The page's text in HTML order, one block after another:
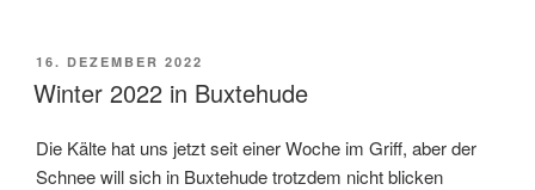
VERÖFFENTLICHT
AM
16. DEZEMBER 2022
Winter 2022 in Buxtehude
Die Kälte hat uns jetzt seit einer Woche im Griff, aber der
Schnee will sich in Buxtehude trotzdem nicht blicken